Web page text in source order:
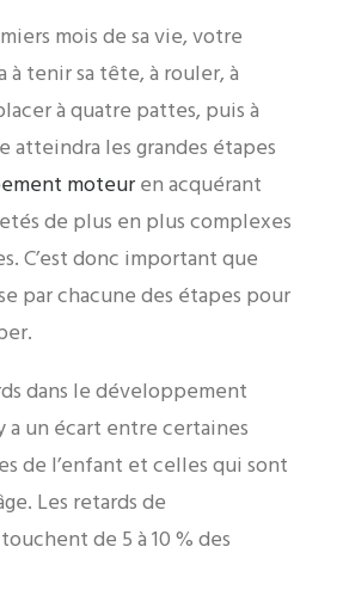
mois de sa vie, votre
tenir sa tête, à rouler, à
à quatre pattes, puis à
atteindra les grandes étapes
moteuren acquérant
de plus en plus complexes
C’est donc important que
par chacune des étapes pour
dans le développement
a un écart entre certaines
de l’enfant et celles qui sont
Les retards de
de 5 à 10 % des